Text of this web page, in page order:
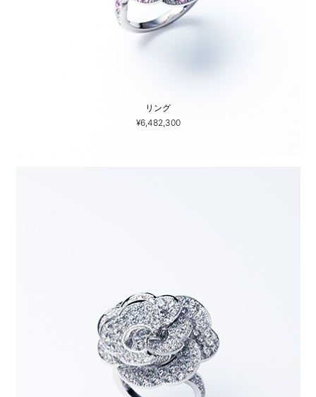
リング
¥6,482,300